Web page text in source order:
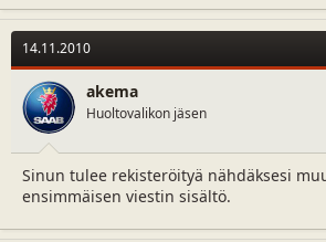
14.11.2010
akema
Huoltovalikon jäsen
Sinun tulee rekisteröityä nähdäksesi
ensimmäisen viestin sisältö.